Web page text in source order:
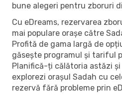
bune alegeri pentru zboruri
Cu eDreams, rezervarea
mai populare orașe către
Profită de gama largă de
găsește programul și tariful
Planifică-ți călătoria astăzi
explorezi orașul Sadah cu
rezervă fără probleme prin